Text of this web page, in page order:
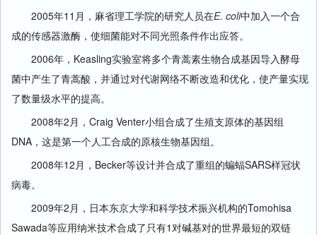
2005年11月，麻省理工学院的研究人员在E. coli中加入一个合
成的传感器激酶，使细菌能对不同光照条件作出应答。
2006年，Keasling实验室将多个青蒿素生物合成基因导入酵母
菌中产生了青蒿酸，并通过对代谢网络不断改造和优化，使产量实现
了数量级水平的提高。
2008年2月，Craig Venter小组合成了生殖支原体的基因组
DNA，这是第一个人工合成的原核生物基因组。
2008年12月，Becker等设计并合成了重组的蝙蝠SARS样冠状
病毒。
2009年2月，日本东京大学和科学技术振兴机构的Tomohisa
Sawada等应用纳米技术合成了只有1对碱基对的世界最短的双链